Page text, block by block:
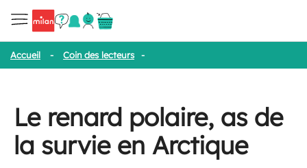
Accueil - Coin des lecteurs -
Le renard polaire, as de
la survie en Arctique